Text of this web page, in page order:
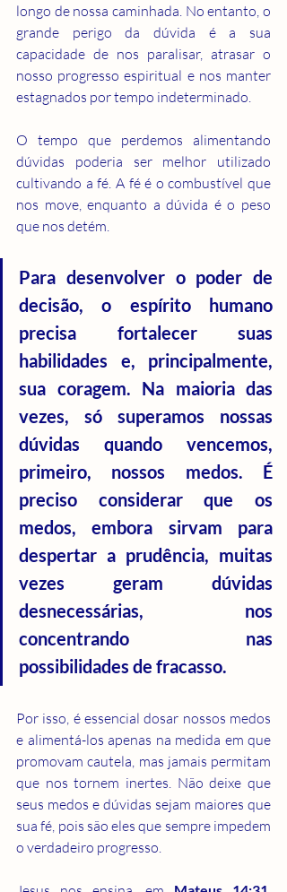
longo de nossa caminhada. No entanto, o
grande perigo da dúvida é a sua
capacidade de nos paralisar, atrasar o
nosso progresso espiritual e nos manter
estagnados por tempo indeterminado.
O tempo que perdemos alimentando
dúvidas poderia ser melhor utilizado
cultivando a fé. A fé é o combustível que
nos move, enquanto a dúvida é o peso
que nos detém.
Para desenvolver o poder de
decisão, o espírito humano
precisa fortalecer suas
habilidades e, principalmente,
sua coragem. Na maioria das
vezes, só superamos nossas
dúvidas quando vencemos,
primeiro, nossos medos. É
preciso considerar que os
medos, embora sirvam para
despertar a prudência, muitas
vezes geram dúvidas
desnecessárias, nos
concentrando nas
possibilidades de fracasso.
Por isso, é essencial dosar nossos medos
e alimentá-los apenas na medida em que
promovam cautela, mas jamais permitam
que nos tornem inertes. Não deixe que
seus medos e dúvidas sejam maiores que
sua fé, pois são eles que sempre impedem
o verdadeiro progresso.